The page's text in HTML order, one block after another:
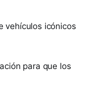
vehículos icónicos
para que los